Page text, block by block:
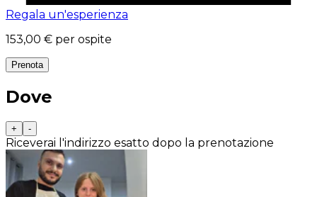
Regala un'esperienza
153,00 € per ospite
Prenota
Dove
+ -
Riceverai l'indirizzo esatto dopo la prenotazione